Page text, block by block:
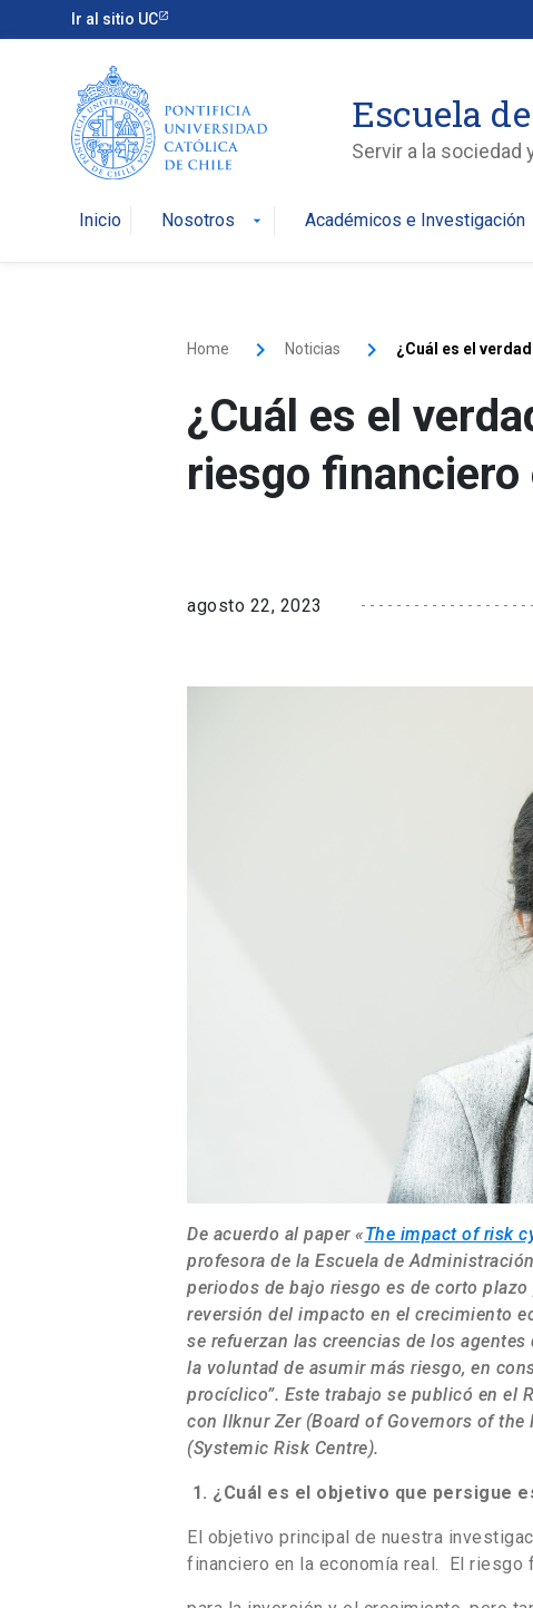
Ir al sitio UC
Escuela
Servir a la
Inicio Nosotros arrow_drop_down Académicos e Investigación
Home Noticias ¿Cuál es el
¿Cuál es el
riesgo financiero
agosto 22, 2023
De acuerdo al paper «The impact of risk
profesora de la Escuela de
periodos de bajo riesgo es de corto
reversión del impacto en el crecimiento
se refuerzan las creencias de los
la voluntad de asumir más riesgo, en
procíclico”. Este trabajo se publicó en el
con Ilknur Zer (Board of Governors of the
(Systemic Risk Centre).
1. ¿Cuál es el objetivo que persigue
El objetivo principal de nuestra
financiero en la economía real. El riesgo